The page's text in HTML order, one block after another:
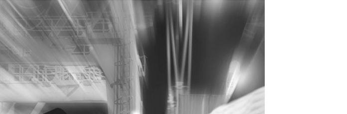
Purpose Marketing
Reputatie & crisis